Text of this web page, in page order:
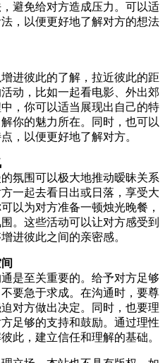
避免给对方造成压力。可以适
，以便更好地了解对方的想法
进彼此的了解，拉近彼此的距
动，比如一起看电影、外出郊
，你可以适当展现出自己的特
你的魅力所在。同时，也可以
，以便更好地了解对方。
氛围可以极大地推动暧昧关系
一起去看日出或日落，享受大
以为对方准备一顿烛光晚餐，
。这些活动可以让对方感受到
进彼此之间的亲密感。
是至关重要的。给予对方足够
要急于求成。在沟通时，要尊
对方做出决定。同时，也要理
足够的支持和鼓励。通过理性
此，建立信任和理解的基础。